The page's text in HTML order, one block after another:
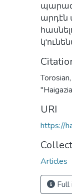
արդէն
URI
https://
Articles
Full